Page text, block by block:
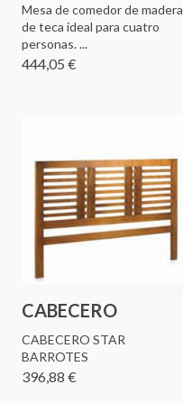
Mesa de comedor de madera
de teca ideal para cuatro
personas. ...
444,05 €
CABECERO
CABECERO STAR
BARROTES
396,88 €